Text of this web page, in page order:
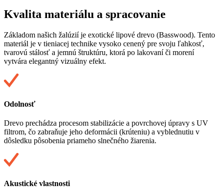
Kvalita materiálu a spracovanie
Základom našich žalúzií je exotické lipové drevo (Basswood). Tento
materiál je v tieniacej technike vysoko cenený pre svoju ľahkosť,
tvarovú stálosť a jemnú štruktúru, ktorá po lakovaní či morení
vytvára elegantný vizuálny efekt.
Odolnosť
Drevo prechádza procesom stabilizácie a povrchovej úpravy s UV
filtrom, čo zabraňuje jeho deformácii (krúteniu) a vyblednutiu v
dôsledku pôsobenia priameho slnečného žiarenia.
Akustické vlastnosti